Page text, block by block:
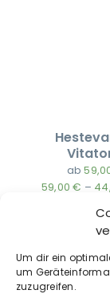
Um dir ein
um
zuzugreifen.
ab
59,00€ –
Auf die